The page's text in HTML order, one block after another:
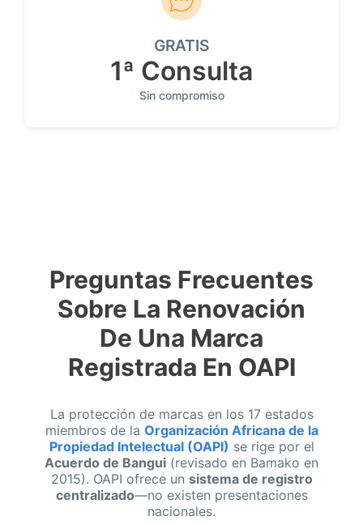
GRATIS
1ª Consulta
Sin compromiso
Preguntas Frecuentes
Sobre La Renovación
De Una Marca
Registrada En OAPI
La protección de marcas en los 17 estados
miembros de la Organización Africana de la
Propiedad Intelectual (OAPI) se rige por el
Acuerdo de Bangui (revisado en Bamako en
2015). OAPI ofrece un sistema de registro
centralizado—no existen presentaciones
nacionales.